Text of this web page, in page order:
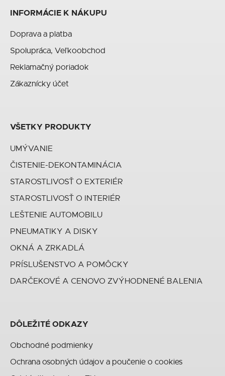
INFORMÁCIE K NÁKUPU
Doprava a platba
Spolupráca, Veľkoobchod
Reklamačný poriadok
Zákaznícky účet
VŠETKY PRODUKTY
UMÝVANIE
ČISTENIE-DEKONTAMINÁCIA
STAROSTLIVOSŤ O EXTERIÉR
STAROSTLIVOSŤ O INTERIÉR
LEŠTENIE AUTOMOBILU
PNEUMATIKY A DISKY
OKNÁ A ZRKADLÁ
PRÍSLUŠENSTVO A POMÔCKY
DARČEKOVÉ A CENOVO ZVÝHODNENÉ BALENIA
DÔLEŽITÉ ODKAZY
Obchodné podmienky
Ochrana osobných údajov a poučenie o cookies